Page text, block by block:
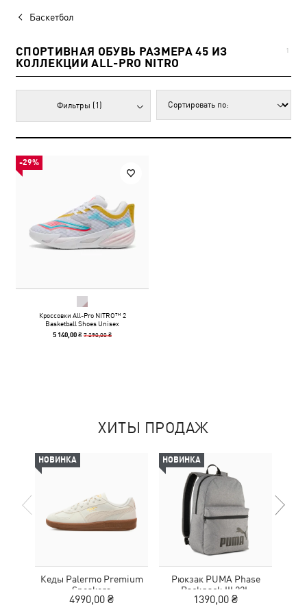
Баскетбол
СПОРТИВНАЯ ОБУВЬ РАЗМЕРА 45 ИЗ
КОЛЛЕКЦИИ ALL-PRO NITRO
1
Фильтры (1)
-29%
Кроссовки All-Pro NITRO™ 2
Basketball Shoes Unisex
5 140,00 ₴7 290,00 ₴
ХИТЫ ПРОДАЖ
НОВИНКА
Кеды Palermo Premium
Sneakers
4990,00 ₴
НОВИНКА
Рюкзак PUMA Phase
Backpack III 22L
1390,00 ₴